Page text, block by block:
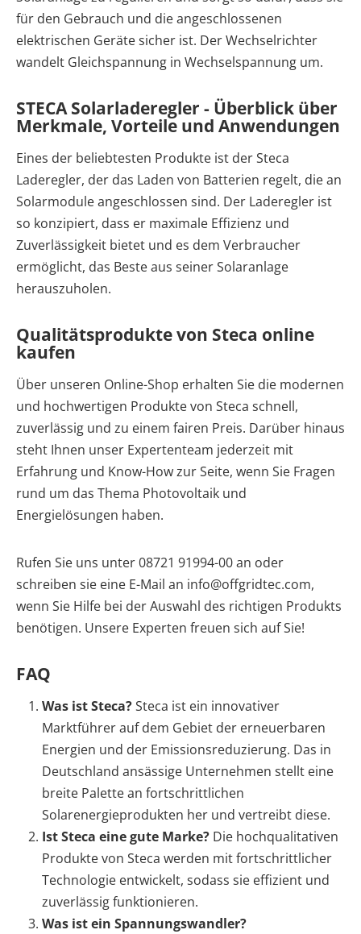
für den Gebrauch und die angeschlossenen
elektrischen Geräte sicher ist. Der Wechselrichter
wandelt Gleichspannung in Wechselspannung um.
STECA Solarladeregler - Überblick über
Merkmale, Vorteile und Anwendungen
Eines der beliebtesten Produkte ist der Steca
Laderegler, der das Laden von Batterien regelt, die an
Solarmodule angeschlossen sind. Der Laderegler ist
so konzipiert, dass er maximale Effizienz und
Zuverlässigkeit bietet und es dem Verbraucher
ermöglicht, das Beste aus seiner Solaranlage
herauszuholen.
Qualitätsprodukte von Steca online
kaufen
Über unseren Online-Shop erhalten Sie die modernen
und hochwertigen Produkte von Steca schnell,
zuverlässig und zu einem fairen Preis. Darüber hinaus
steht Ihnen unser Expertenteam jederzeit mit
Erfahrung und Know-How zur Seite, wenn Sie Fragen
rund um das Thema Photovoltaik und
Energielösungen haben.
Rufen Sie uns unter 08721 91994-00 an oder
schreiben sie eine E-Mail an info@offgridtec.com,
wenn Sie Hilfe bei der Auswahl des richtigen Produkts
benötigen. Unsere Experten freuen sich auf Sie!
FAQ
Was ist Steca?Steca ist ein innovativer
Marktführer auf dem Gebiet der erneuerbaren
Energien und der Emissionsreduzierung. Das in
Deutschland ansässige Unternehmen stellt eine
breite Palette an fortschrittlichen
Solarenergieprodukten her und vertreibt diese.
Ist Steca eine gute Marke? Die hochqualitativen
Produkte von Steca werden mit fortschrittlicher
Technologie entwickelt, sodass sie effizient und
zuverlässig funktionieren.
Was ist ein Spannungswandler?